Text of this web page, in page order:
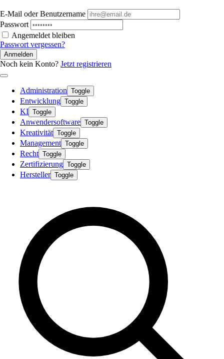
E-Mail oder Benutzername
Passwort
Angemeldet bleiben
Passwort vergessen?
Anmelden
Noch kein Konto? Jetzt registrieren
Administration Toggle
Entwicklung Toggle
KI Toggle
Anwendersoftware Toggle
Kreativität Toggle
Management Toggle
Recht Toggle
Zertifizierung Toggle
Hersteller Toggle